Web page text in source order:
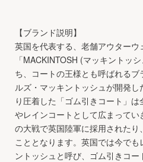
【ブランド説明】
英国を代表する、老舗アウターウ
「MACKINTOSH (マッキントッ
ち、コートの王様とも呼ばれる
ルズ・マッキントッシュが開発
り圧着した「ゴム引きコート」
やレインコートとして広まって
の大戦で英国陸軍に採用された
こととなります。英国では今で
ントッシュと呼び、ゴム引きコ